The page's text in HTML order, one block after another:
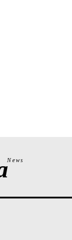
News